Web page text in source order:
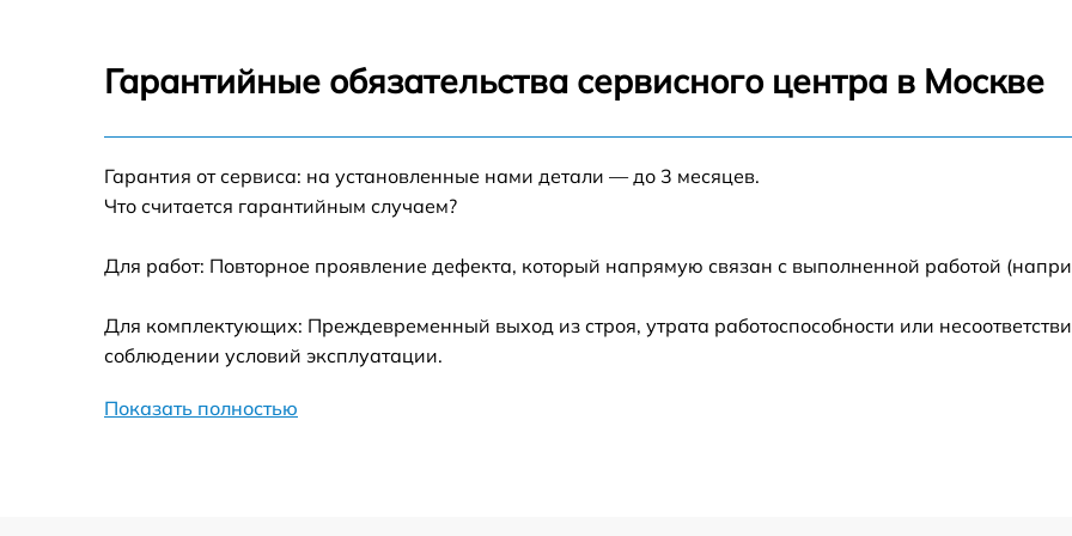
Замена сальников Philips EP5443
EP5443
от 40 мин
Гарантийные обязательства сервисного центра в Москве
Гарантия от сервиса: на установленные нами детали — до 3 месяцев.
Что считается гарантийным случаем?
Для работ: Повторное проявление дефекта, который напрямую связан с выполненной работой
Для комплектующих: Преждевременный выход из строя, утрата работоспособности или
соблюдении условий эксплуатации.
Показать полностью